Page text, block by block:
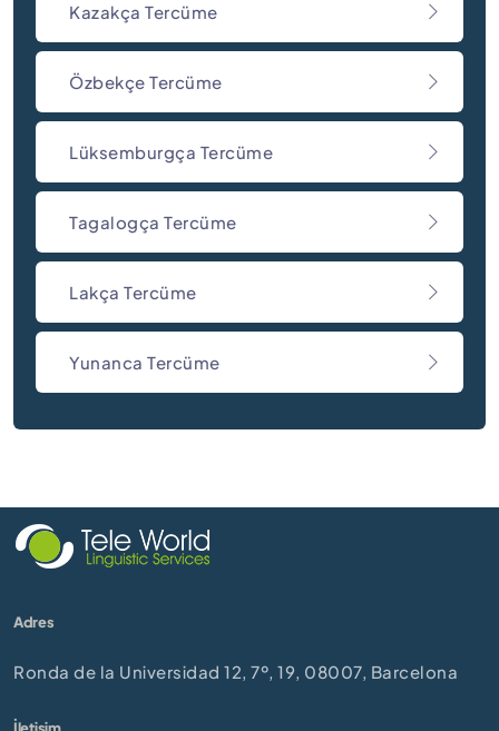
Kazakça Tercüme
Özbekçe Tercüme
Lüksemburgça Tercüme
Tagalogça Tercüme
Lakça Tercüme
Yunanca Tercüme
Adres
Ronda de la Universidad 12, 7º, 19, 08007, Barcelona
İletişim